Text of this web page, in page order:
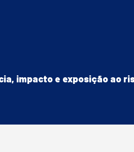
impacto e exposição ao